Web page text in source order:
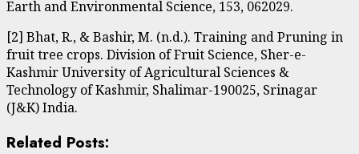
Earth and Environmental Science, 153, 062029.
[2] Bhat, R., & Bashir, M. (n.d.). Training and Pruning in
fruit tree crops. Division of Fruit Science, Sher-e-
Kashmir University of Agricultural Sciences &
Technology of Kashmir, Shalimar-190025, Srinagar
(J&K) India.
Related Posts: